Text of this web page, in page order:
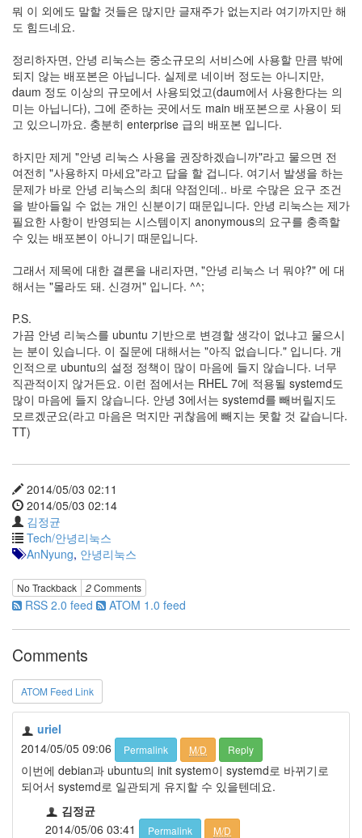
뭐 이 외에도 말할 것들은 많지만 글재주가 없는지라 여기까지만 해
도 힘드네요.
정리하자면, 안녕 리눅스는 중소규모의 서비스에 사용할 만큼 밖에
되지 않는 배포본은 아닙니다. 실제로 네이버 정도는 아니지만,
daum 정도 이상의 규모에서 사용되었고(daum에서 사용한다는 의
미는 아닙니다), 그에 준하는 곳에서도 main 배포본으로 사용이 되
고 있으니까요. 충분히 enterprise 급의 배포본 입니다.
하지만 제게 "안녕 리눅스 사용을 권장하겠습니까"라고 물으면 전
여전히 "사용하지 마세요"라고 답을 할 겁니다. 여기서 발생을 하는
문제가 바로 안녕 리눅스의 최대 약점인데.. 바로 수많은 요구 조건
을 받아들일 수 없는 개인 신분이기 때문입니다. 안녕 리눅스는 제가
필요한 사항이 반영되는 시스템이지 anonymous의 요구를 충족할
수 있는 배포본이 아니기 때문입니다.
그래서 제목에 대한 결론을 내리자면, "안녕 리눅스 너 뭐야?" 에 대
해서는 "몰라도 돼. 신경꺼" 입니다. ^^;
P.S.
가끔 안녕 리눅스를 ubuntu 기반으로 변경할 생각이 없냐고 물으시
는 분이 있습니다. 이 질문에 대해서는 "아직 없습니다." 입니다. 개
인적으로 ubuntu의 설정 정책이 많이 마음에 들지 않습니다. 너무
직관적이지 않거든요. 이런 점에서는 RHEL 7에 적용될 systemd도
많이 마음에 들지 않습니다. 안녕 3에서는 systemd를 빼버릴지도
모르겠군요(라고 마음은 먹지만 귀찮음에 빼지는 못할 것 같습니다.
TT)
2014/05/03 02:11
2014/05/03 02:14
김정균
Tech/안녕리눅스
AnNyung, 안녕리눅스
No Trackback 2Comments
RSS 2.0 feed ATOM 1.0 feed
Comments
ATOM Feed Link
uriel
2014/05/05 09:06
Permalink M/D Reply
이번에 debian과 ubuntu의 init system이 systemd로 바뀌기로
되어서 systemd로 일관되게 유지할 수 있을텐데요.
김정균
2014/05/06 03:41
Permalink M/D